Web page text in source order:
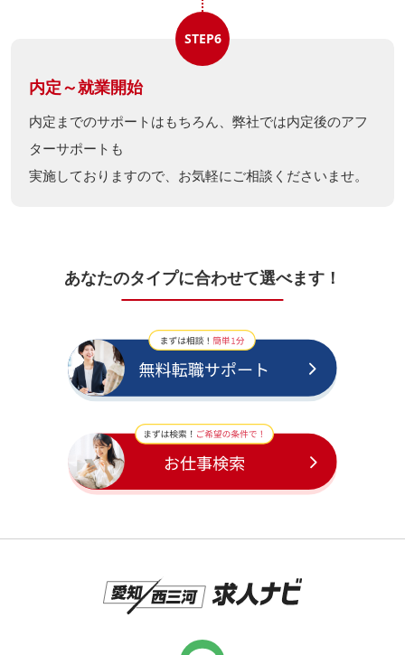
内定～就業開始
内定までのサポートはもちろん、弊社では内定後のアフ
ターサポートも
実施しておりますので、お気軽にご相談くださいませ。
STEP6
あなたのタイプに合わせて選べます！